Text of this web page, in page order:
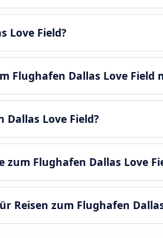
Love Field?
Flughafen Dallas Love Field
Love Field?
Flughafen Dallas Love
Reisen zum Flughafen